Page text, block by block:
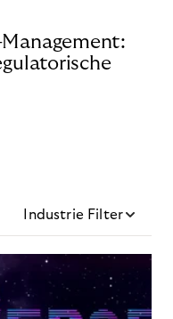
Industrie Filter